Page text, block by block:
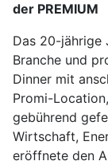
der PREMIUM
Das 20-jährige
Branche und
Dinner mit
Promi-
gebührend
Wirtschaft,
eröffnete den